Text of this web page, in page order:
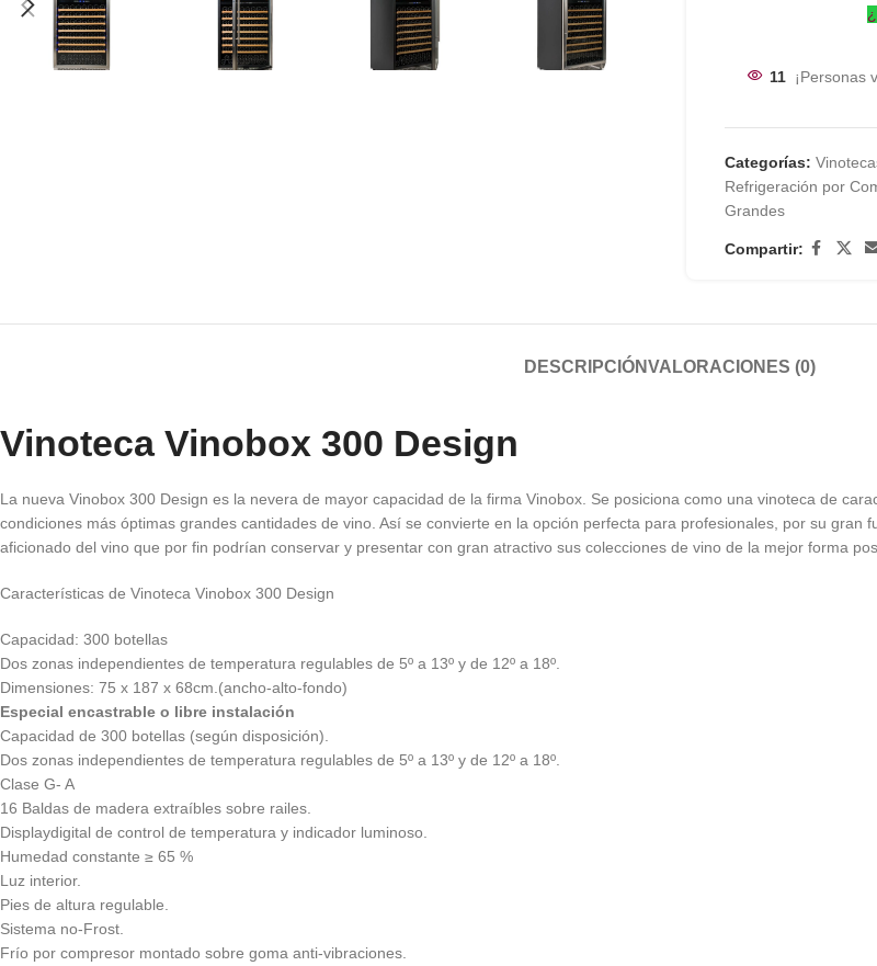
11 ¡Personas
Categorías:
Refrigeración por
Grandes
Compartir:
DESCRIPCIÓNVALORACIONES (0)
Vinoteca Vinobox 300 Design
La nueva Vinobox 300 Design es la nevera de mayor capacidad de la firma Vinobox. Se posiciona como una vinoteca de
condiciones más óptimas grandes cantidades de vino. Así se convierte en la opción perfecta para profesionales, por su gran
aficionado del vino que por fin podrían conservar y presentar con gran atractivo sus colecciones de vino de la mejor forma
Características de Vinoteca Vinobox 300 Design
Capacidad: 300 botellas
Dos zonas independientes de temperatura regulables de 5º a 13º y de 12º a 18º.
Dimensiones: 75 x 187 x 68cm.(ancho-alto-fondo)
Especial encastrable o libre instalación
Capacidad de 300 botellas (según disposición).
Dos zonas independientes de temperatura regulables de 5º a 13º y de 12º a 18º.
Clase G- A
16 Baldas de madera extraíbles sobre railes.
Displaydigital de control de temperatura y indicador luminoso.
Humedad constante ≥ 65 %
Luz interior.
Pies de altura regulable.
Sistema no-Frost.
Frío por compresor montado sobre goma anti-vibraciones.